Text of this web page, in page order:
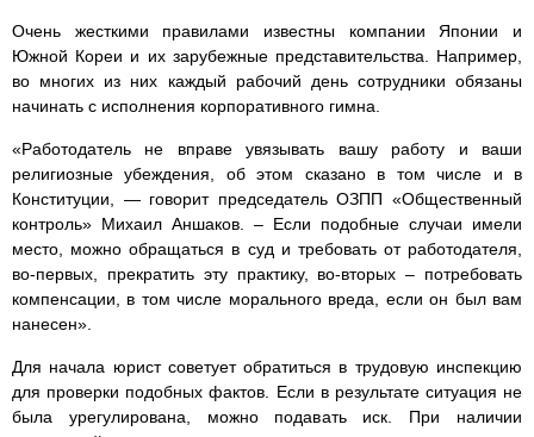
Очень жесткими правилами известны компании Японии и
Южной Кореи и их зарубежные представительства. Например,
во многих из них каждый рабочий день сотрудники обязаны
начинать с исполнения корпоративного гимна.
«Работодатель не вправе увязывать вашу работу и ваши
религиозные убеждения, об этом сказано в том числе и в
Конституции, — говорит председатель ОЗПП «Общественный
контроль» Михаил Аншаков. – Если подобные случаи имели
место, можно обращаться в суд и требовать от работодателя,
во-первых, прекратить эту практику, во-вторых – потребовать
компенсации, в том числе морального вреда, если он был вам
нанесен».
Для начала юрист советует обратиться в трудовую инспекцию
для проверки подобных фактов. Если в результате ситуация не
была урегулирована, можно подавать иск. При наличии